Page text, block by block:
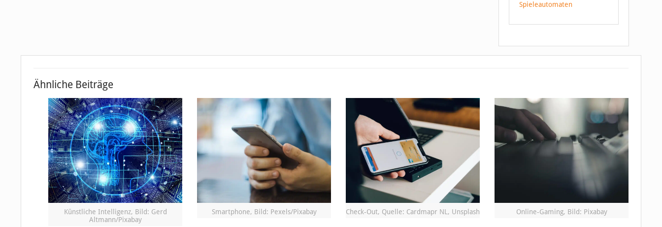
Spieleautomaten
Ähnliche Beiträge
Künstliche Intelligenz, Bild: Gerd
Altmann/Pixabay
Smartphone, Bild: Pexels/Pixabay Check-Out, Quelle: Cardmapr NL, Unsplash Online-Gaming, Bild: Pixabay